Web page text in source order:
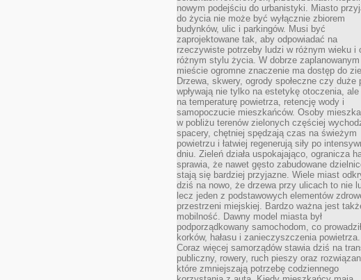
nowym podejściu do urbanistyki. Miasto
do życia nie może być wyłącznie zbiorem
budynków, ulic i parkingów. Musi być
zaprojektowane tak, aby odpowiadać na
rzeczywiste potrzeby ludzi w różnym wieku i
różnym stylu życia. W dobrze zaplanowanym
mieście ogromne znaczenie ma dostęp do
Drzewa, skwery, ogrody społeczne czy duże
wpływają nie tylko na estetykę otoczenia,
na temperaturę powietrza, retencję wody i
samopoczucie mieszkańców. Osoby
w pobliżu terenów zielonych częściej
spacery, chętniej spędzają czas na świeżym
powietrzu i łatwiej regenerują siły po
dniu. Zieleń działa uspokajająco, ogranicza
sprawia, że nawet gęsto zabudowane
stają się bardziej przyjazne. Wiele miast
dziś na nowo, że drzewa przy ulicach to nie
lecz jeden z podstawowych elementów
przestrzeni miejskiej. Bardzo ważna jest
mobilność. Dawny model miasta był
podporządkowany samochodom, co
korków, hałasu i zanieczyszczenia powietrza.
Coraz więcej samorządów stawia dziś na
publiczny, rowery, ruch pieszy oraz
które zmniejszają potrzebę codziennego